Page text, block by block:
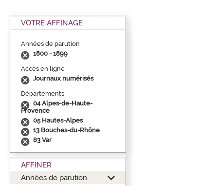
VOTRE AFFINAGE
Années de parution
1800 - 1899
Accès en ligne
Journaux numérisés
Départements
04 Alpes-de-Haute-
Provence
05 Hautes-Alpes
13 Bouches-du-Rhône
83 Var
AFFINER
Années de parution